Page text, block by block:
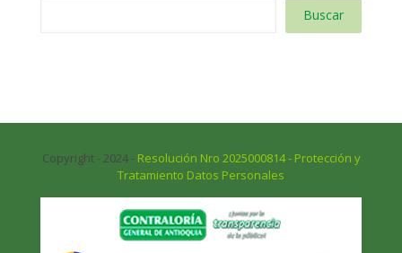
Buscar
Copyright - 2024 - Resolución Nro 2025000814 - Protección y
Tratamiento Datos Personales